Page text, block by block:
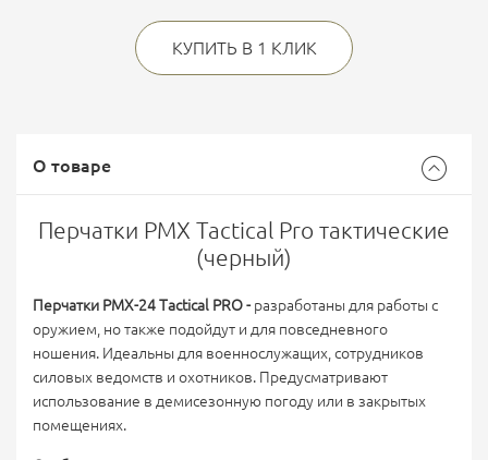
КУПИТЬ В 1 КЛИК
О товаре
Перчатки PMX Tactical Pro тактические
(черный)
Перчатки PMX-24 Tactical PRO - разработаны для работы с
оружием, но также подойдут и для повседневного
ношения. Идеальны для военнослужащих, сотрудников
силовых ведомств и охотников. Предусматривают
использование в демисезонную погоду или в закрытых
помещениях.